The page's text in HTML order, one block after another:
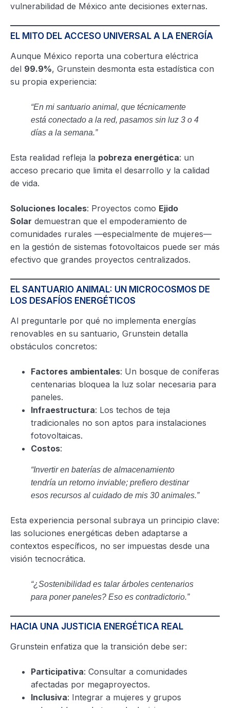
vulnerabilidad de México ante decisiones externas.
EL MITO DEL ACCESO UNIVERSAL A LA ENERGÍA
Aunque México reporta una cobertura eléctrica
del 99.9%, Grunstein desmonta esta estadística con
su propia experiencia:
“En mi santuario animal, que técnicamente
está conectado a la red, pasamos sin luz 3 o 4
días a la semana.”
Esta realidad refleja la pobreza energética: un
acceso precario que limita el desarrollo y la calidad
de vida.
Soluciones locales: Proyectos como Ejido
Solar demuestran que el empoderamiento de
comunidades rurales —especialmente de mujeres—
en la gestión de sistemas fotovoltaicos puede ser más
efectivo que grandes proyectos centralizados.
EL SANTUARIO ANIMAL: UN MICROCOSMOS DE
LOS DESAFÍOS ENERGÉTICOS
Al preguntarle por qué no implementa energías
renovables en su santuario, Grunstein detalla
obstáculos concretos:
Factores ambientales: Un bosque de coníferas
centenarias bloquea la luz solar necesaria para
paneles.
Infraestructura: Los techos de teja
tradicionales no son aptos para instalaciones
fotovoltaicas.
Costos:
“Invertir en baterías de almacenamiento
tendría un retorno inviable; prefiero destinar
esos recursos al cuidado de mis 30 animales.”
Esta experiencia personal subraya un principio clave:
las soluciones energéticas deben adaptarse a
contextos específicos, no ser impuestas desde una
visión tecnocrática.
“¿Sostenibilidad es talar árboles centenarios
para poner paneles? Eso es contradictorio.”
HACIA UNA JUSTICIA ENERGÉTICA REAL
Grunstein enfatiza que la transición debe ser:
Participativa: Consultar a comunidades
afectadas por megaproyectos.
Inclusiva: Integrar a mujeres y grupos